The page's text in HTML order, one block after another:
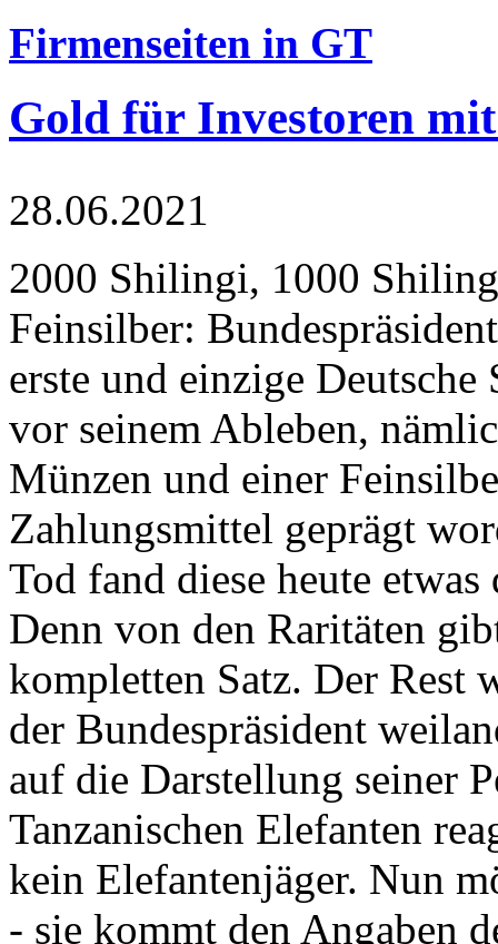
Firmenseiten in GT
Gold für Investoren
28.06.2021
2000 Shilingi, 1000
Feinsilber:
erste und einzige Deutsche
vor seinem Ableben,
Münzen und einer
Zahlungsmittel geprägt
Tod fand diese heute
Denn von den Raritäten
kompletten Satz. Der Rest
der Bundespräsident
auf die Darstellung seiner
Tanzanischen Elefanten
kein Elefantenjäger. Nun
- sie kommt den Angaben